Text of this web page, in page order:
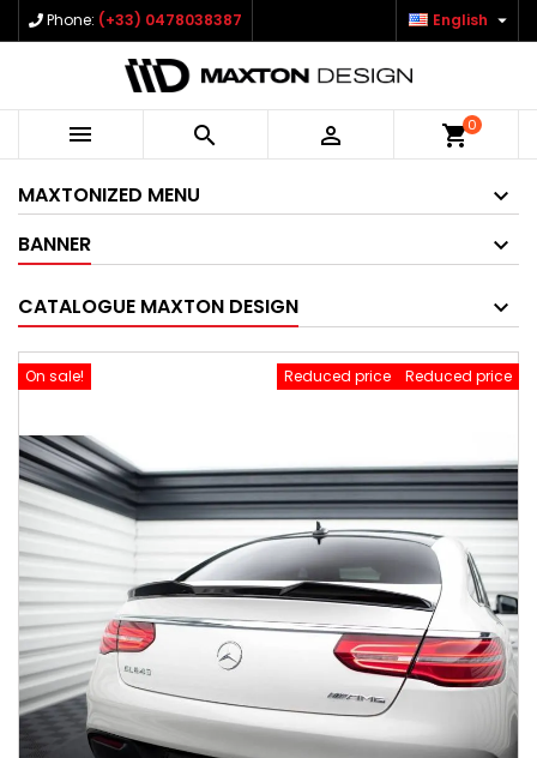
Phone: (+33) 0478038387 English 
   shopping_cart0
MAXTONIZED MENU
BANNER
CATALOGUE MAXTON DESIGN
On sale! Reduced price
Reduced price